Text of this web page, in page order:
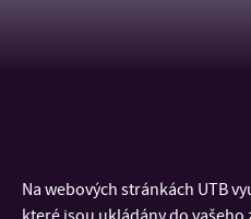
Na webových stránkách UTB